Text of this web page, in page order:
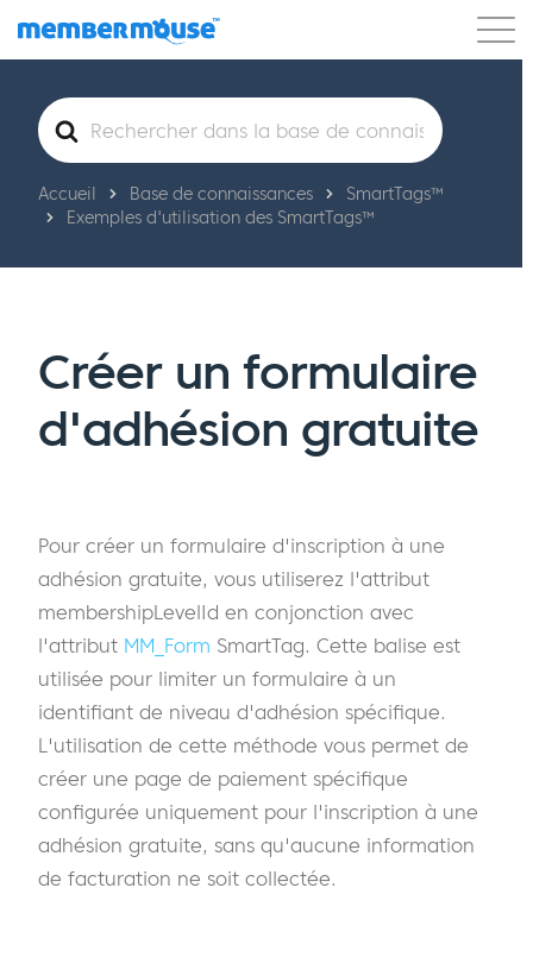
Caractéristiques Clients Tarification
Commencer
Rechercher
Accueil Base de connaissances
SmartTags™
Exemples d'utilisation des SmartTags™
Créer un formulaire
d'adhésion gratuite
Pour créer un formulaire d'inscription à une
adhésion gratuite, vous utiliserez l'attribut
membershipLevelId en conjonction avec
l'attribut MM_Form SmartTag. Cette balise est
utilisée pour limiter un formulaire à un
identifiant de niveau d'adhésion spécifique.
L'utilisation de cette méthode vous permet de
créer une page de paiement spécifique
configurée uniquement pour l'inscription à une
adhésion gratuite, sans qu'aucune information
de facturation ne soit collectée.